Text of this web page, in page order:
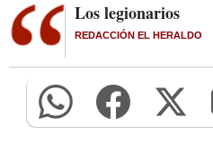
Los legionarios
REDACCIÓN EL HERALDO